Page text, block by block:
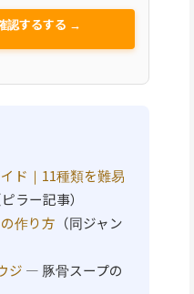
認するする →
ド｜11種類を難易
ピラー記事）
作り方 （同ジャン
ジ — 豚骨スープの